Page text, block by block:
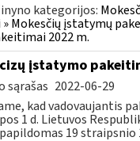
kategorijos:
Mokesčių įstatymų
2022 m.
įstatymo
sąrašas 2022-06-29
kad vadovaujantis
1 d. Lietuvos
19 straipsnio